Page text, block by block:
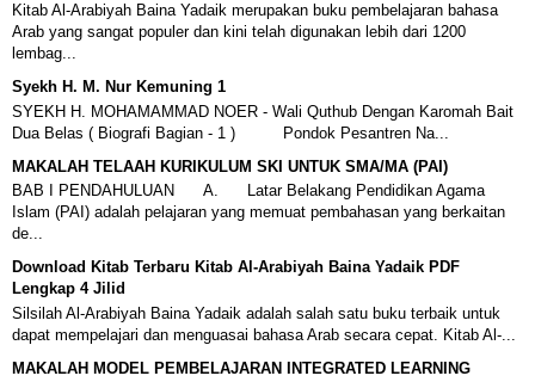
Kitab Al-Arabiyah Baina Yadaik merupakan buku pembelajaran bahasa
Arab yang sangat populer dan kini telah digunakan lebih dari 1200
lembag...
Syekh H. M. Nur Kemuning 1
SYEKH H. MOHAMAMMAD NOER - Wali Quthub Dengan Karomah Bait
Dua Belas ( Biografi Bagian - 1 ) Pondok Pesantren Na...
MAKALAH TELAAH KURIKULUM SKI UNTUK SMA/MA (PAI)
BAB I PENDAHULUAN A. Latar Belakang Pendidikan Agama
Islam (PAI) adalah pelajaran yang memuat pembahasan yang berkaitan
de...
Download Kitab Terbaru Kitab Al-Arabiyah Baina Yadaik PDF
Lengkap 4 Jilid
Silsilah Al-Arabiyah Baina Yadaik adalah salah satu buku terbaik untuk
dapat mempelajari dan menguasai bahasa Arab secara cepat. Kitab Al-...
MAKALAH MODEL PEMBELAJARAN INTEGRATED LEARNING